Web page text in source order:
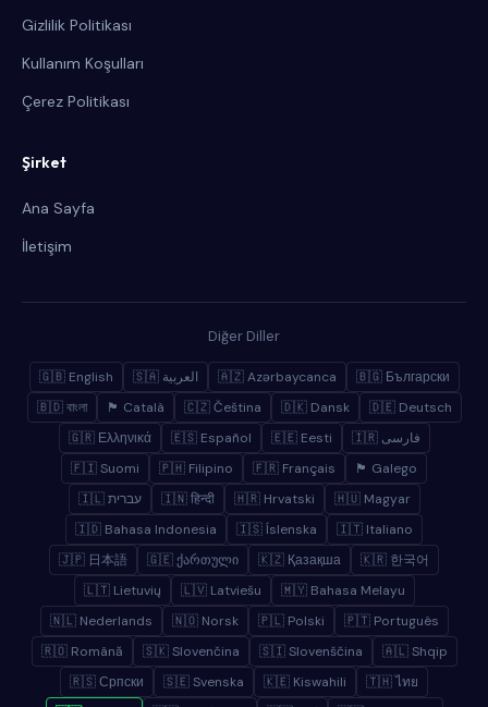
Gizlilik Politikası
Kullanım Koşulları
Çerez Politikası
Şirket
Ana Sayfa
İletişim
Diğer Diller
🇬🇧 English 🇸🇦 العربية 🇦🇿 Azərbaycanca
🇧🇬 Български
🇧🇩 বাংলা
🏴 Català 🇨🇿 Čeština 🇩🇰 Dansk
🇩🇪 Deutsch
🇬🇷 Ελληνικά
🇪🇸 Español 🇪🇪 Eesti
🇮🇷 فارسی
🇫🇮 Suomi
🇵🇭 Filipino 🇫🇷 Français
🏴 Galego
🇮🇱 עברית
🇮🇳 हिन्दी 🇭🇷 Hrvatski
🇭🇺 Magyar
🇮🇩 Bahasa Indonesia
🇮🇸 Íslenska
🇮🇹 Italiano
🇯🇵 日本語
🇬🇪 ქართული 🇰🇿 Қазақша
🇰🇷 한국어
🇱🇹 Lietuvių
🇱🇻 Latviešu
🇲🇾 Bahasa Melayu
🇳🇱 Nederlands
🇳🇴 Norsk 🇵🇱 Polski
🇵🇹 Português
🇷🇴 Română
🇸🇰 Slovenčina 🇸🇮 Slovenščina
🇦🇱 Shqip
🇷🇸 Српски
🇸🇪 Svenska 🇰🇪 Kiswahili
🇹🇭 ไทย